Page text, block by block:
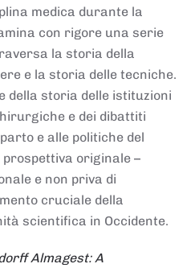
medica durante la
con rigore una serie
la storia della
e la storia delle tecniche.
della storia delle istituzioni
e dei dibattiti
e alle politiche del
originale –
e non priva di
cruciale della
scientifica in Occidente.
Almagest: A